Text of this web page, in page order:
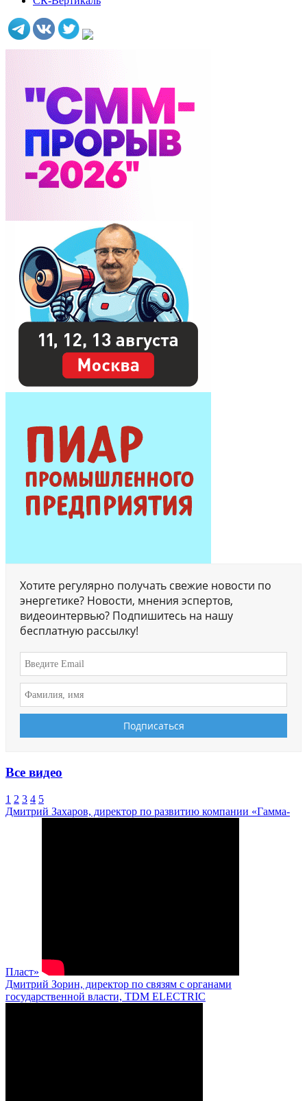
Хотите регулярно получать свежие новости по
энергетике? Новости, мнения эспертов,
видеоинтервью? Подпишитесь на нашу
бесплатную рассылку!
Все видео
1 2 3 4 5
Дмитрий Захаров, директор по развитию компании «Гамма-
Пласт»
Дмитрий Зорин, директор по связям с органами
государственной власти, TDM ELECTRIC